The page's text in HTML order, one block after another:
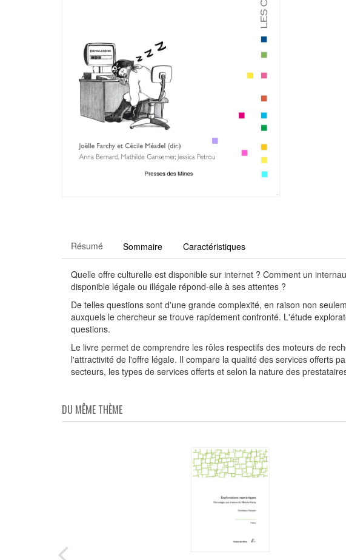
Résumé Sommaire Caractéristiques
Quelle offre culturelle est disponible sur internet ? Comment un
disponible légale ou illégale répond-elle à ses attentes ?
De telles questions sont d'une grande complexité, en raison non
auxquels le chercheur se trouve rapidement confronté. L'étude
questions.
Le livre permet de comprendre les rôles respectifs des moteurs de
l'attractivité de l'offre légale. Il compare la qualité des services offerts
secteurs, les types de services offerts et selon la nature des
DU MÊME THÈME